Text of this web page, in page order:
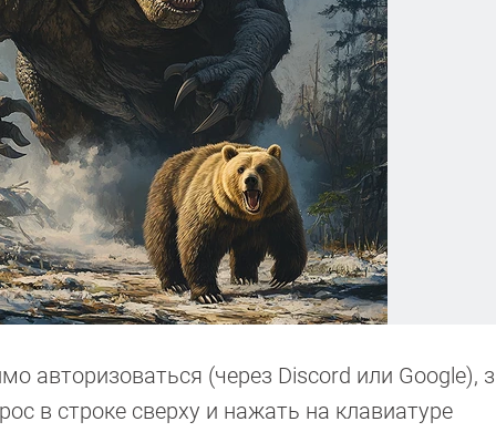
авторизоваться (через Discord или Google),
в строке сверху и нажать на клавиатуре